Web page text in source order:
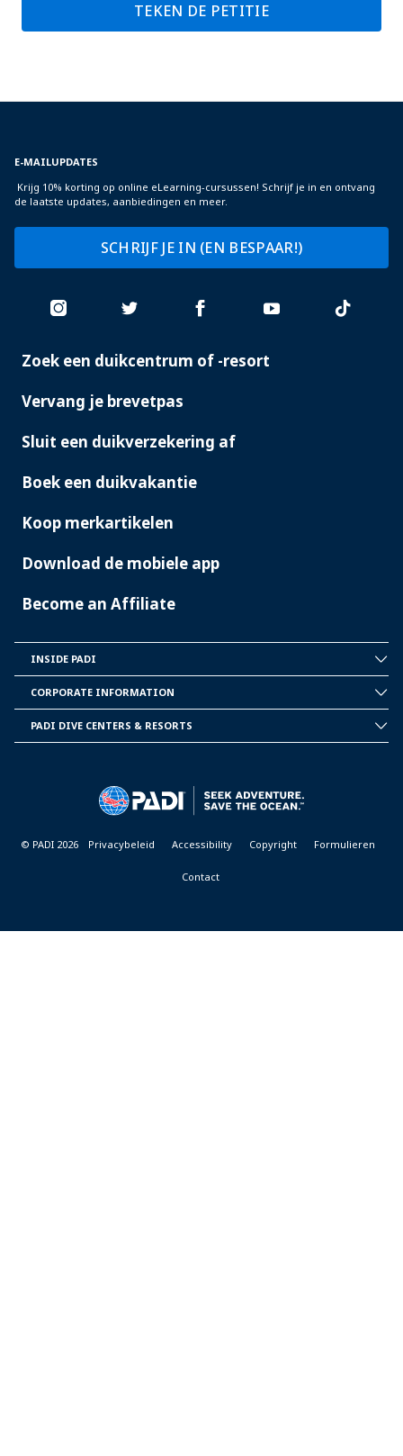
TEKEN DE PETITIE
E-MAILUPDATES
Krijg 10% korting op online eLearning-cursussen! Schrijf je in en ontvang
de laatste updates, aanbiedingen en meer.
SCHRIJF JE IN (EN BESPAAR!)
PADI
Zoek een duikcentrum of -resort
Vervang je brevetpas
Sluit een duikverzekering af
Boek een duikvakantie
Koop merkartikelen
Download de mobiele app
Become an Affiliate
PADI
INSIDE PADI
INFORMATION
CORPORATE INFORMATION
PADI DIVE CENTERS & RESORTS
© PADI 2026 Privacybeleid Accessibility Copyright Formulieren
Contact